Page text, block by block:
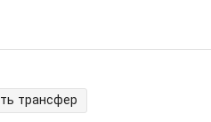
трансфер